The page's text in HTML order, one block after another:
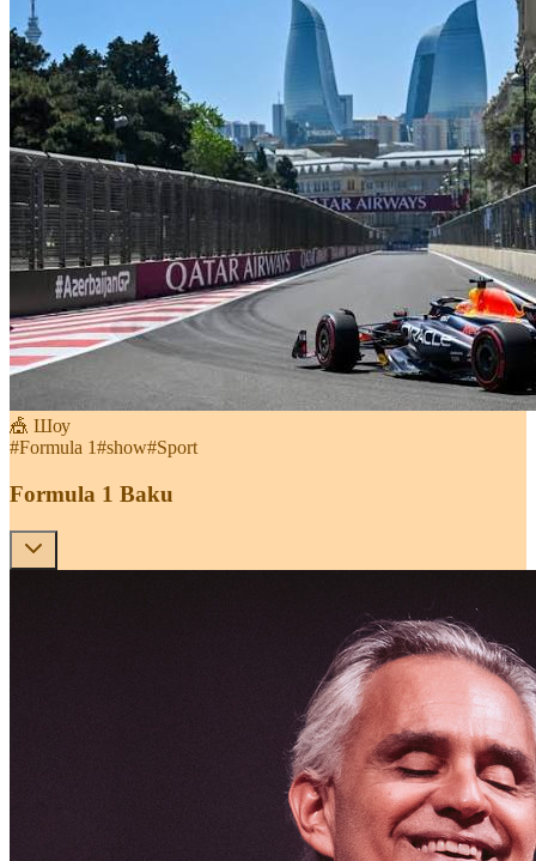
🎪 Шоу
#Formula 1#show#Sport
Formula 1 Baku